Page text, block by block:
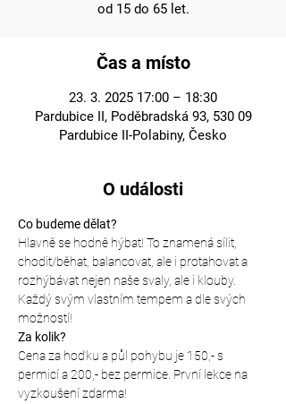
od 15 do 65 let.
Čas a místo
23. 3. 2025 17:00 – 18:30
Pardubice II, Poděbradská 93, 530 09
Pardubice II-Polabiny, Česko
O události
Co budeme dělat?
Hlavně se hodně hýbat! To znamená sílit,
chodit/běhat, balancovat, ale i protahovat a
rozhýbávat nejen naše svaly, ale i klouby.
Každý svým vlastním tempem a dle svých
možností!
Za kolik?
Cena za hoďku a půl pohybu je 150,- s
permicí a 200,- bez permice. První lekce na
vyzkoušení zdarma!